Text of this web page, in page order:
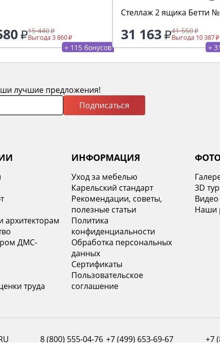
15 440
Выгода 3 860
+ 115 бонусов
Стеллаж 2 ящика Бетти
31 163 41 550
Выгода 10 387
+
лучшие предложения!
Подписаться
архитекторам
ДМС-
труда
ИНФОРМАЦИЯ
Уход за мебелью
Карельский стандарт
Рекомендации, советы,
полезные статьи
Политика
конфиденциальности
Обработка персональных
данных
Сертификаты
Пользовательское
соглашение
3D
Видео
Наши
8 (800) 555-04-76 +7 (499) 653-69-67 +7